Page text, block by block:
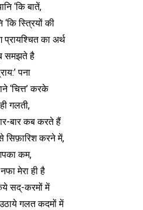
‘कि बातें,
‘कि स्त्रियों की
का अर्थ
समझते है
पना
‘चित्त’ करके
गलती,
बार कब करते हैं
करने में,
कम,
मेरा ही है
सद्-करमों में
गलत कदमों में